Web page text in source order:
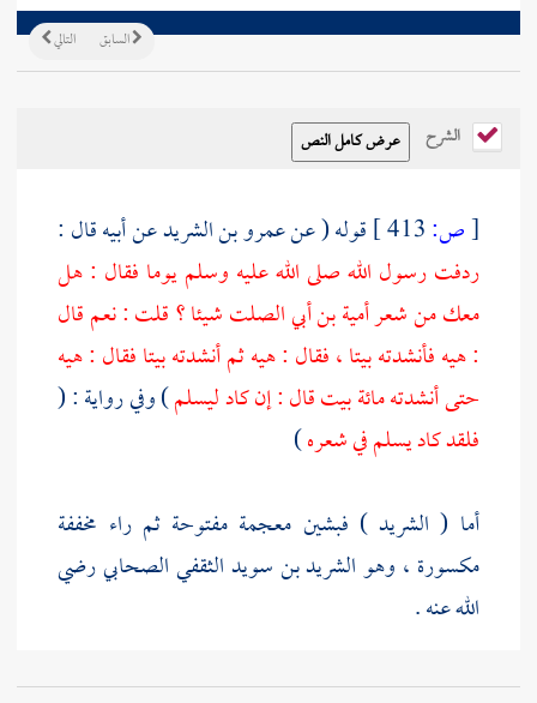
التالي السابق
الشرح
[ص: قوله ( عنعمرو بن الشريدعن أبيه قال :
ردفت رسول الله صلى الله عليه وسلم يوما فقال : هل
معك من شعرأمية بن أبي الصلتشيئا ؟ قلت : نعم قال
: هيه فأنشدته بيتا ، فقال : هيه ثم أنشدته بيتا فقال : هيه
حتى أنشدته مائة بيت قال : إن كاد ليسلم) وفي رواية : (
فلقد كاد يسلم في شعره)
أما ( الشريد ) فبشين معجمة مفتوحة ثم راء مخففة
مكسورة ، وهوالشريد بن سويد الثقفيالصحابي رضي
الله عنه .
وقوله صلى الله عليه وسلم : ( هيه ) بكسر الهاء وإسكان